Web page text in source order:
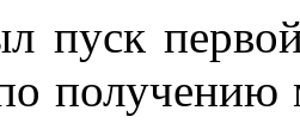
пуск
получению